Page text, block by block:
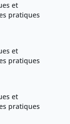
et
pratiques
et
pratiques
et
pratiques